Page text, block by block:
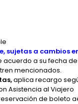
sujetas a cambios
a su fecha
mencionados.
aplica recargo
Asistencia al Viajero
de boleto